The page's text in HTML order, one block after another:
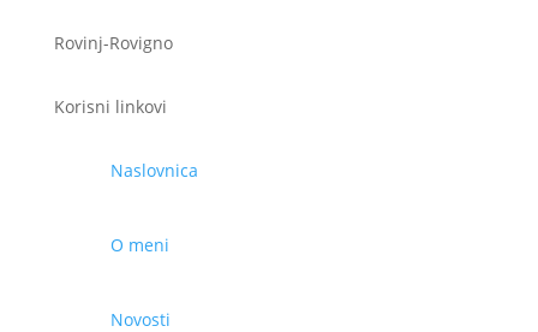
Rovinj-Rovigno
Korisni linkovi
Naslovnica
O meni
Novosti